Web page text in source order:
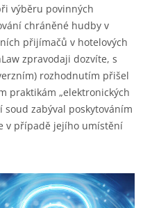
výběru povinných
chráněné hudby v
přijímačů v hotelových
zpravodaji dozvíte, s
rozhodnutím přišel
praktikám „elektronických
soud zabýval poskytováním
v případě jejího umístění